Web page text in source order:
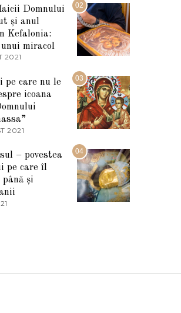
U
L
I
2
0
5
02
Domnului
și anul
Kefalonia:
miracol
2021
A
R
T
I
2
2
2
03
pe care nu le
icoana
2021
U
G
U
S
04
– povestea
pe care îl
până și